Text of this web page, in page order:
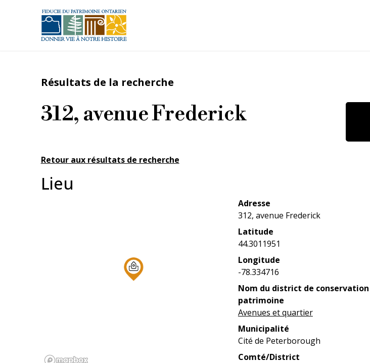
Résultats de la recherche
312, avenue Frederick
Retour aux résultats de recherche
Lieu
Adresse
312, avenue Frederick
Latitude
44.3011951
Longitude
-78.334716
Nom du district de conservation
patrimoine
Avenues et quartier
Municipalité
Cité de Peterborough
Comté/District